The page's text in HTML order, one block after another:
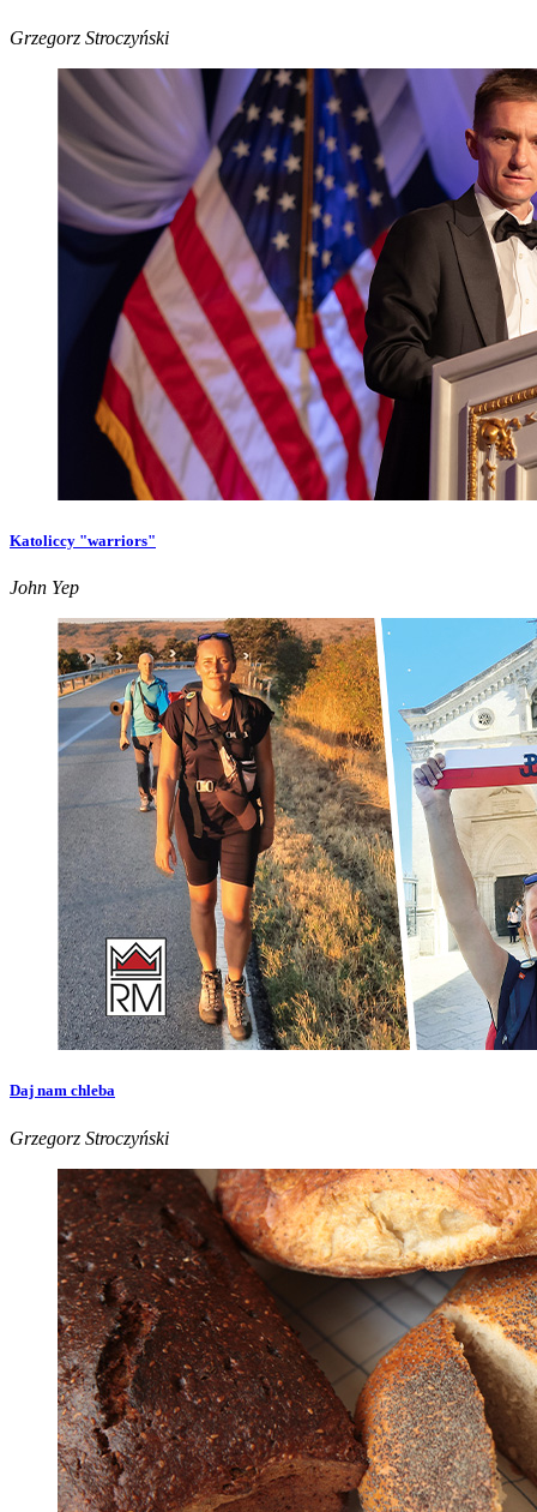
Grzegorz Stroczyński
Katoliccy "warriors"
John Yep
Daj nam chleba
Grzegorz Stroczyński